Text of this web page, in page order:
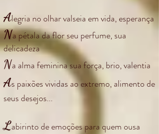
Alegria no olhar valseia em vida, esperança
Na pétala da flor seu perfume, sua
delicadeza
Na alma feminina sua força, brio, valentia
As paixões vividas ao extremo, alimento de
seus desejos...
Labirinto de emoções para quem ousa